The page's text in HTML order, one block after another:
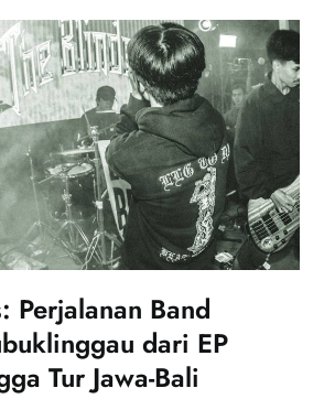
Perjalanan Band
dari EP
Tur Jawa-Bali